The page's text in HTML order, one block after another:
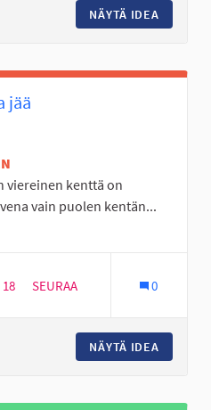
NÄYTÄ IDEA
jää
viereinen kenttä on
vain puolen kentän...
Läntinen Seinäjoki
18 18 SEURAAJAA
SEURAA 0
NÄYTÄ IDEA